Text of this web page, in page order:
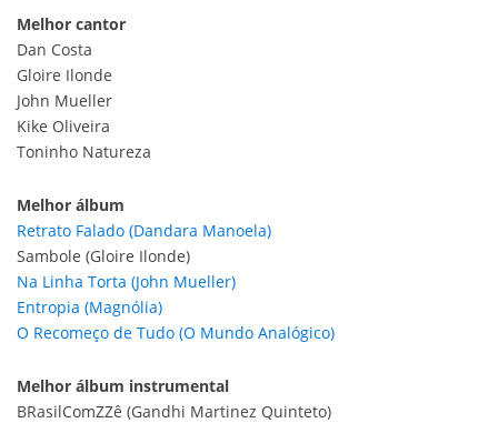
Melhor cantor
Dan Costa
Gloire Ilonde
John Mueller
Kike Oliveira
Toninho Natureza
Melhor álbum
Retrato Falado (Dandara Manoela)
Sambole (Gloire Ilonde)
Na Linha Torta (John Mueller)
Entropia (Magnólia)
O Recomeço de Tudo (O Mundo Analógico)
Melhor álbum instrumental
BRasilComZZê (Gandhi Martinez Quinteto)